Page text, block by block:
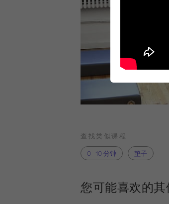
查找类似课程
0 - 10 分钟
垫子
您可能喜欢的